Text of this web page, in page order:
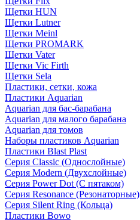
Щетки HUN
Щетки Lutner
Щетки Meinl
Щетки PROMARK
Щетки Vater
Щетки Vic Firth
Щетки Sela
Пластики, сетки, кожа
Пластики Aquarian
Aquarian для бас-барабана
Aquarian для малого барабана
Aquarian для томов
Наборы пластиков Aquarian
Пластики Blast Plast
Серия Classic (Однослойные)
Серия Modern (Двухслойные)
Серия Power Dot (С пятаком)
Серия Resonance (Резонаторные)
Серия Silent Ring (Кольца)
Пластики Bowo